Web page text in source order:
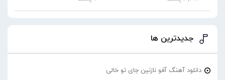
جدیدترین ها
دانلود آهنگ آفو نازنین جای تو خالی